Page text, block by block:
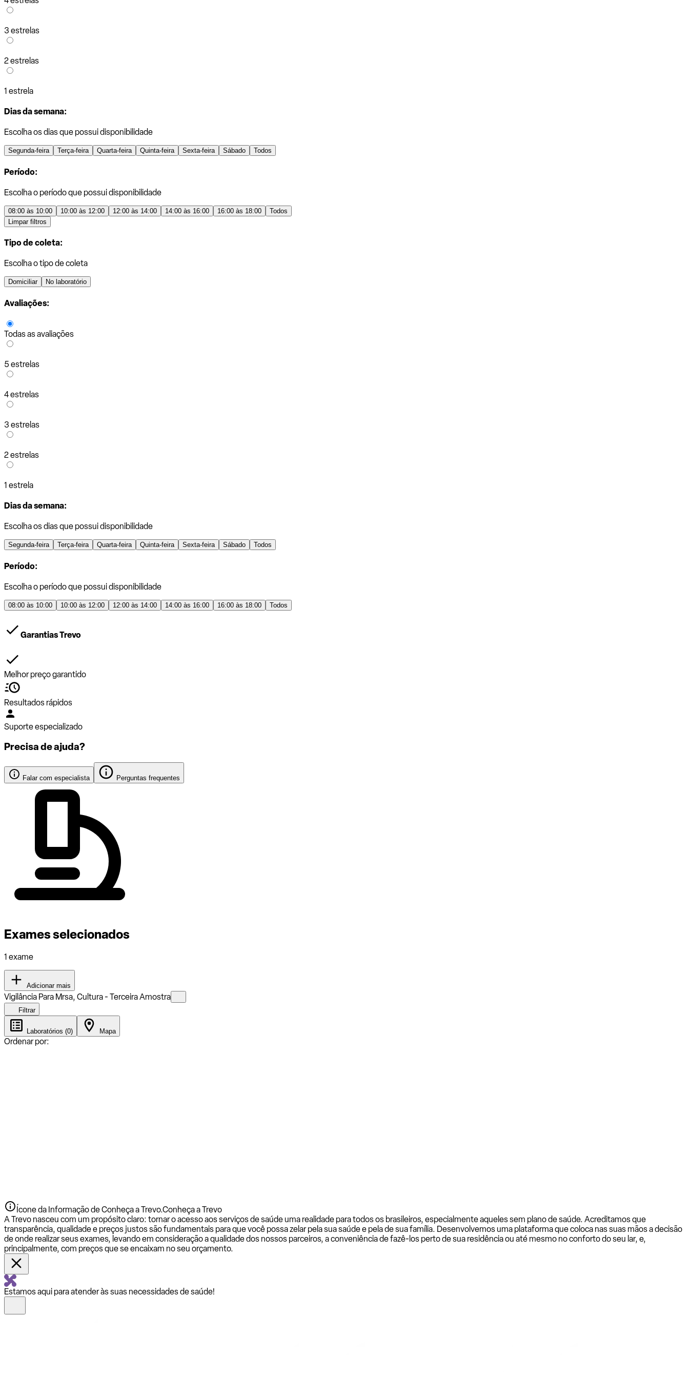
3 estrelas
2 estrelas
1 estrela
Dias da semana:
Escolha os dias que possui disponibilidade
Segunda-feira Terça-feira Quarta-feira Quinta-feira Sexta-feira Sábado Todos
Período:
Escolha o período que possui disponibilidade
08:00 às 10:00 10:00 às 12:00 12:00 às 14:00 14:00 às 16:00 16:00 às 18:00
Todos
Limpar filtros
Tipo de coleta:
Escolha o tipo de coleta
Domiciliar No laboratório
Avaliações:
Todas as avaliações
5 estrelas
4 estrelas
3 estrelas
2 estrelas
1 estrela
Dias da semana:
Escolha os dias que possui disponibilidade
Segunda-feira Terça-feira Quarta-feira Quinta-feira Sexta-feira Sábado Todos
Período:
Escolha o período que possui disponibilidade
08:00 às 10:00 10:00 às 12:00 12:00 às 14:00 14:00 às 16:00 16:00 às 18:00 Todos
Garantias Trevo
Melhor preço garantido
Resultados rápidos
Suporte especializado
Precisa de ajuda?
Falar com especialista Perguntas frequentes
Exames selecionados
1 exame
Adicionar mais
Vigilância Para Mrsa, Cultura - Terceira Amostra
Filtrar
Laboratórios (0) Mapa
Ordenar por:
Ícone da Informação de Conheça a Trevo.Conheça a Trevo
A Trevo nasceu com um propósito claro: tornar o acesso aos serviços de saúde uma realidade para todos os brasileiros, especialmente aqueles sem plano de saúde. Acreditamos que
transparência, qualidade e preços justos são fundamentais para que você possa zelar pela sua saúde e pela de sua família. Desenvolvemos uma plataforma que coloca nas suas mãos a decisão
de onde realizar seus exames, levando em consideração a qualidade dos nossos parceiros, a conveniência de fazê-los perto de sua residência ou até mesmo no conforto do seu lar, e,
principalmente, com preços que se encaixam no seu orçamento.
Estamos aqui para atender às suas necessidades de saúde!